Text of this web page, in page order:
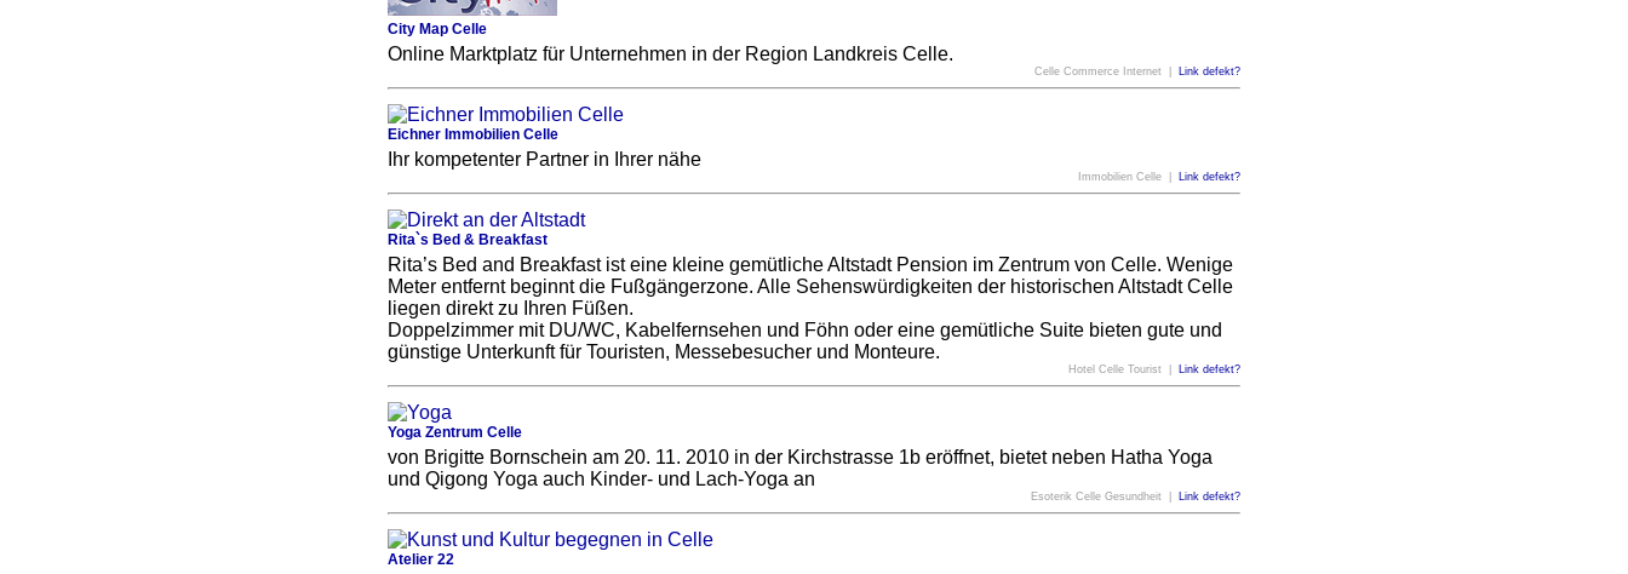
City Map Celle
Online Marktplatz für Unternehmen in der Region Landkreis Celle.
Celle Commerce Internet | Link defekt?
Eichner Immobilien Celle
Ihr kompetenter Partner in Ihrer nähe
Immobilien Celle | Link defekt?
Rita`s Bed & Breakfast
Rita’s Bed and Breakfast ist eine kleine gemütliche Altstadt Pension im Zentrum von Celle. Wenige
Meter entfernt beginnt die Fußgängerzone. Alle Sehenswürdigkeiten der historischen Altstadt Celle
liegen direkt zu Ihren Füßen.
Doppelzimmer mit DU/WC, Kabelfernsehen und Föhn oder eine gemütliche Suite bieten gute und
günstige Unterkunft für Touristen, Messebesucher und Monteure.
Hotel Celle Tourist | Link defekt?
Yoga Zentrum Celle
von Brigitte Bornschein am 20. 11. 2010 in der Kirchstrasse 1b eröffnet, bietet neben Hatha Yoga
und Qigong Yoga auch Kinder- und Lach-Yoga an
Esoterik Celle Gesundheit | Link defekt?
Atelier 22